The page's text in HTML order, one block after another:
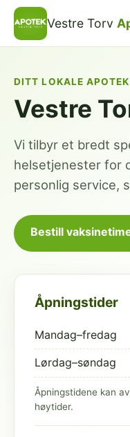
Vestre Torv
DITT LOKALE
Vestre
Vi tilbyr et bredt
helsetjenester for
personlig service,
Bestill
Åpningstider
Mandag–fredag
Lørdag–søndag
Åpningstidene kan
høytider.